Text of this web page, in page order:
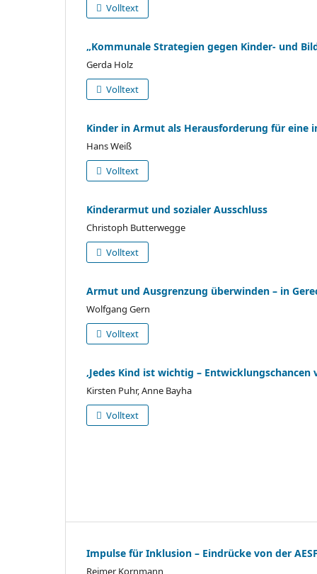
Volltext
„Kommunale Strategien gegen Kinder- und
Gerda Holz
Volltext
Kinder in Armut als Herausforderung für eine
Hans Weiß
Volltext
Kinderarmut und sozialer Ausschluss
Christoph Butterwegge
Volltext
Armut und Ausgrenzung überwinden – in
Wolfgang Gern
Volltext
‚Jedes Kind ist wichtig – Entwicklungschancen
Kirsten Puhr, Anne Bayha
Volltext
Impulse für Inklusion – Eindrücke von der
Reimer Kornmann